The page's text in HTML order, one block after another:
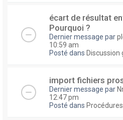
écart de résultat
Pourquoi ?
Dernier message par
10:59 am
Posté dans Discussion
import fichiers
Dernier message par
12:47 pm
Posté dans Procédures